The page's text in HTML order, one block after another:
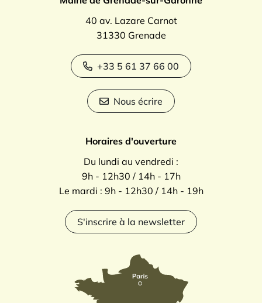
40 av. Lazare Carnot
31330 Grenade
+33 5 61 37 66 00
Nous écrire
Horaires d'ouverture
Du lundi au vendredi :
9h - 12h30 / 14h - 17h
Le mardi : 9h - 12h30 / 14h - 19h
S'inscrire à la newsletter